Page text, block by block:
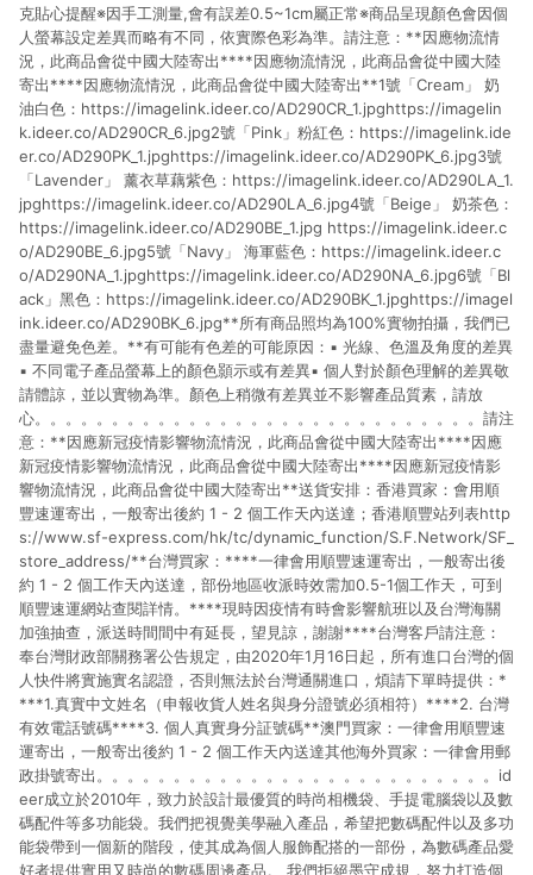
克貼心提醒※因手工測量,會有誤差0.5~1cm屬正常※商品呈現顏色會因個
人螢幕設定差異而略有不同，依實際色彩為準。請注意：**因應物流情
況，此商品會從中國大陸寄出****因應物流情況，此商品會從中國大陸
寄出****因應物流情況，此商品會從中國大陸寄出**1號「Cream」 奶
油白色：https://imagelink.ideer.co/AD290CR_1.jpghttps://imagelin
k.ideer.co/AD290CR_6.jpg2號「Pink」粉紅色：https://imagelink.ide
er.co/AD290PK_1.jpghttps://imagelink.ideer.co/AD290PK_6.jpg3號
「Lavender」 薰衣草藕紫色：https://imagelink.ideer.co/AD290LA_1.
jpghttps://imagelink.ideer.co/AD290LA_6.jpg4號「Beige」 奶茶色：
https://imagelink.ideer.co/AD290BE_1.jpg https://imagelink.ideer.c
o/AD290BE_6.jpg5號「Navy」 海軍藍色：https://imagelink.ideer.c
o/AD290NA_1.jpghttps://imagelink.ideer.co/AD290NA_6.jpg6號「Bl
ack」黑色：https://imagelink.ideer.co/AD290BK_1.jpghttps://imagel
ink.ideer.co/AD290BK_6.jpg**所有商品照均為100%實物拍攝，我們已
盡量避免色差。**有可能有色差的可能原因：▪ 光線、色溫及角度的差異
▪ 不同電子產品螢幕上的顏色顥示或有差異▪ 個人對於顏色理解的差異敬
請體諒，並以實物為準。顏色上稍微有差異並不影響產品質素，請放
心。。。。。。。。。。。。。。。。。。。。。。。。。。。。。請注
意：**因應新冠疫情影響物流情況，此商品會從中國大陸寄出****因應
新冠疫情影響物流情況，此商品會從中國大陸寄出****因應新冠疫情影
響物流情況，此商品會從中國大陸寄出**送貨安排：香港買家：會用順
豐速運寄出，一般寄出後約 1 - 2 個工作天內送達；香港順豐站列表http
s://www.sf-express.com/hk/tc/dynamic_function/S.F.Network/SF_
store_address/**台灣買家：****一律會用順豐速運寄出，一般寄出後
約 1 - 2 個工作天內送達，部份地區收派時效需加0.5-1個工作天，可到
順豐速運網站查閱詳情。****現時因疫情有時會影響航班以及台灣海關
加強抽查，派送時間間中有延長，望見諒，謝謝****台灣客戶請注意：
奉台灣財政部關務署公告規定，由2020年1月16日起，所有進口台灣的個
人快件將實施實名認證，否則無法於台灣通關進口，煩請下單時提供：*
***1.真實中文姓名（申報收貨人姓名與身分證號必須相符）****2. 台灣
有效電話號碼****3. 個人真實身分証號碼**澳門買家：一律會用順豐速
運寄出，一般寄出後約 1 - 2 個工作天內送達其他海外買家：一律會用郵
政掛號寄出。。。。。。。。。。。。。。。。。。。。。。。。。。id
eer成立於2010年，致力於設計最優質的時尚相機袋、手提電腦袋以及數
碼配件等多功能袋。我們把視覺美學融入產品，希望把數碼配件以及多功
能袋帶到一個新的階段，使其成為個人服飾配搭的一部份，為數碼產品愛
好者提供實用又時尚的數碼周邊產品。 我們拒絕墨守成規，努力打造個